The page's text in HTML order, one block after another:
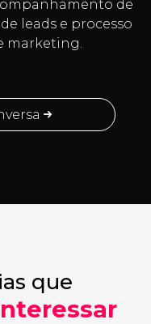
de
leads e processo
marketing.
que